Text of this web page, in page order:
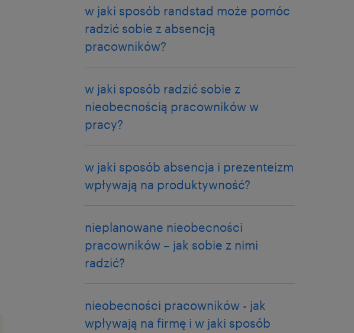
w jaki sposób randstad może pomóc
radzić sobie z absencją
pracowników?
w jaki sposób radzić sobie z
nieobecnością pracowników w
pracy?
w jaki sposób absencja i prezenteizm
wpływają na produktywność?
nieplanowane nieobecności
pracowników – jak sobie z nimi
radzić?
nieobecności pracowników - jak
wpływają na firmę i w jaki sposób